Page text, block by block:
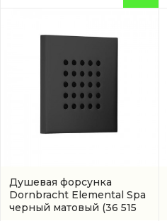
Душевая форсунка
Dornbracht Elemental Spa
черный матовый (36 515